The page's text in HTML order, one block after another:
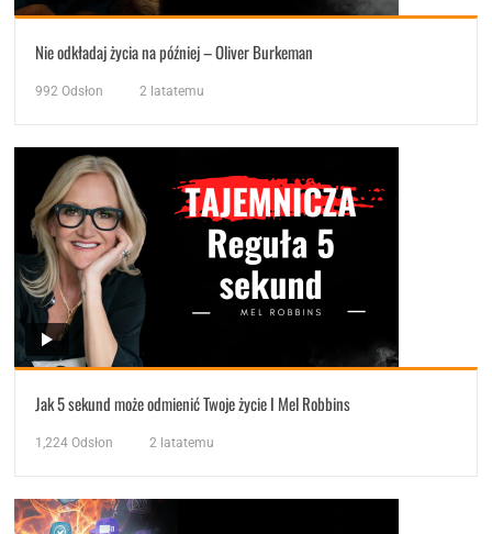
Nie odkładaj życia na później – Oliver Burkeman
992 Odsłon 2 latatemu
Jak 5 sekund może odmienić Twoje życie I Mel Robbins
1,224 Odsłon 2 latatemu